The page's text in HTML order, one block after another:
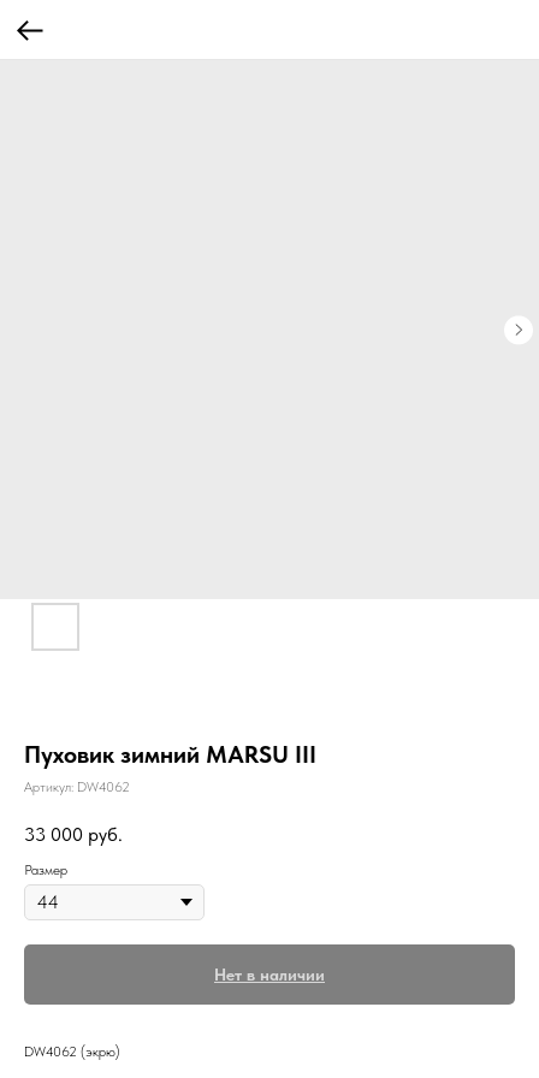
Пуховик зимний MARSU III
Артикул: DW4062
33 000 руб.
Размер
Нет в наличии
DW4062 (экрю)